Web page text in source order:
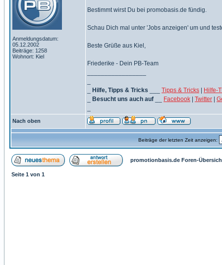
Anmeldungsdatum:
05.12.2002
Beiträge: 1258
Wohnort: Kiel
Bestimmt wirst Du bei promobasis.de fündig.
Schau Dich mal unter 'Jobs anzeigen' um und
Beste Grüße aus Kiel,
Friederike - Dein PB-Team
Hilfe, Tipps & Tricks Tipps & Tricks
Hilfe-
Besucht uns auch auf Facebook Twitter
Nach oben
Beiträge der letzten Zeit anzeigen:
promotionbasis.de Foren-
Seite 1 von 1